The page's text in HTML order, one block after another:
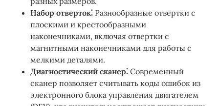
Набор отверток⁚ Разнообразные отвертки с
плоскими и крестообразными
наконечниками, включая отвертки с
магнитными наконечниками для работы с
мелкими деталями.
Диагностический сканер⁚ Современный
сканер позволяет считывать коды ошибок из
электронного блока управления двигателем